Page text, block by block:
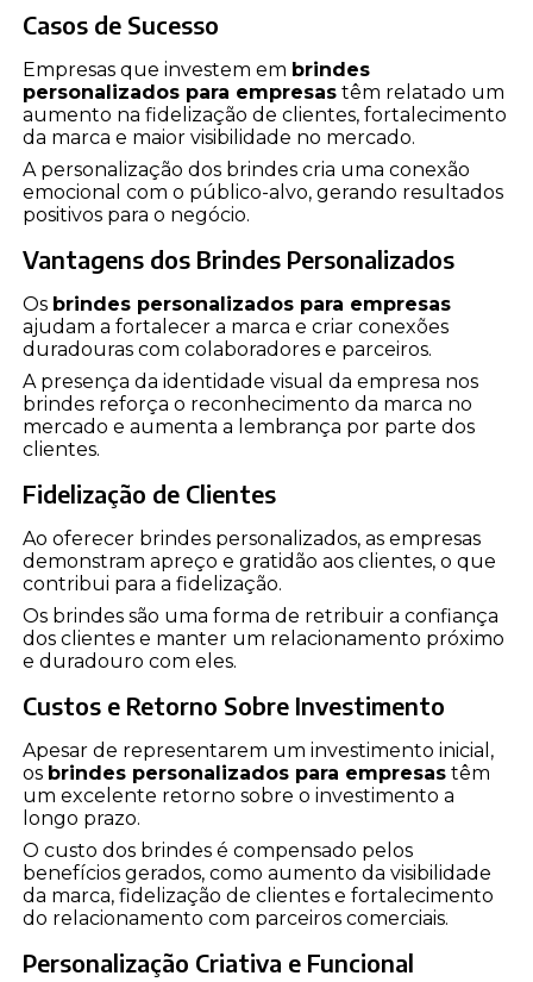
Casos de Sucesso
Empresas que investem em brindes
personalizados para empresas têm relatado um
aumento na fidelização de clientes, fortalecimento
da marca e maior visibilidade no mercado.
A personalização dos brindes cria uma conexão
emocional com o público-alvo, gerando resultados
positivos para o negócio.
Vantagens dos Brindes Personalizados
Os brindes personalizados para empresas
ajudam a fortalecer a marca e criar conexões
duradouras com colaboradores e parceiros.
A presença da identidade visual da empresa nos
brindes reforça o reconhecimento da marca no
mercado e aumenta a lembrança por parte dos
clientes.
Fidelização de Clientes
Ao oferecer brindes personalizados, as empresas
demonstram apreço e gratidão aos clientes, o que
contribui para a fidelização.
Os brindes são uma forma de retribuir a confiança
dos clientes e manter um relacionamento próximo
e duradouro com eles.
Custos e Retorno Sobre Investimento
Apesar de representarem um investimento inicial,
os brindes personalizados para empresas têm
um excelente retorno sobre o investimento a
longo prazo.
O custo dos brindes é compensado pelos
benefícios gerados, como aumento da visibilidade
da marca, fidelização de clientes e fortalecimento
do relacionamento com parceiros comerciais.
Personalização Criativa e Funcional